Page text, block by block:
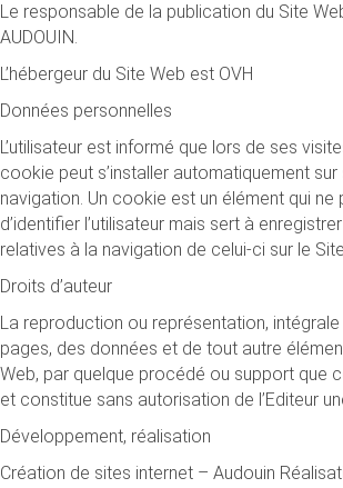
Le responsable de la publication du Site
AUDOUIN.
L’hébergeur du Site Web est OVH
Données personnelles
L’utilisateur est informé que lors de ses
cookie peut s’installer automatiquement
navigation. Un cookie est un élément qui ne
d’identifier l’utilisateur mais sert à
relatives à la navigation de celui-ci sur le
Droits d’auteur
La reproduction ou représentation,
pages, des données et de tout autre
Web, par quelque procédé ou support que
et constitue sans autorisation de l’Editeur
Développement, réalisation
Création de sites internet – Audouin